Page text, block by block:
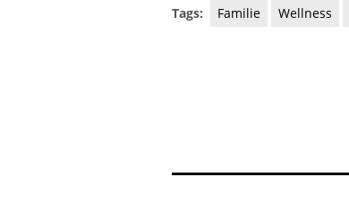
Tags:
Familie Wellness